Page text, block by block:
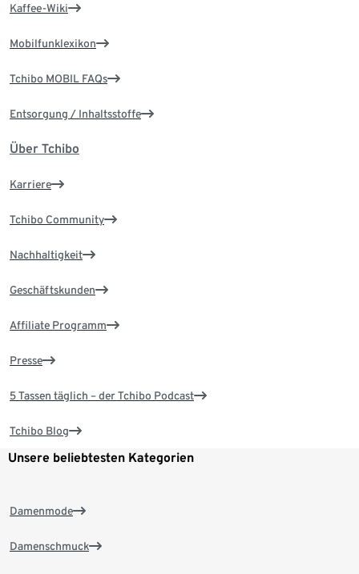
Kaffee-Wiki
Mobilfunklexikon
Tchibo MOBIL FAQs
Entsorgung / Inhaltsstoffe
Über Tchibo
Karriere
Tchibo Community
Nachhaltigkeit
Geschäftskunden
Affiliate Programm
Presse
5 Tassen täglich – der Tchibo Podcast
Tchibo Blog
Unsere beliebtesten Kategorien
Damenmode
Damenschmuck